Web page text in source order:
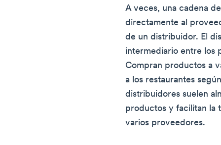
A veces, una cadena
directamente al
de un distribuidor. El
intermediario entre los
Compran productos a
a los restaurantes
distribuidores suelen
productos y facilitan la
varios proveedores.